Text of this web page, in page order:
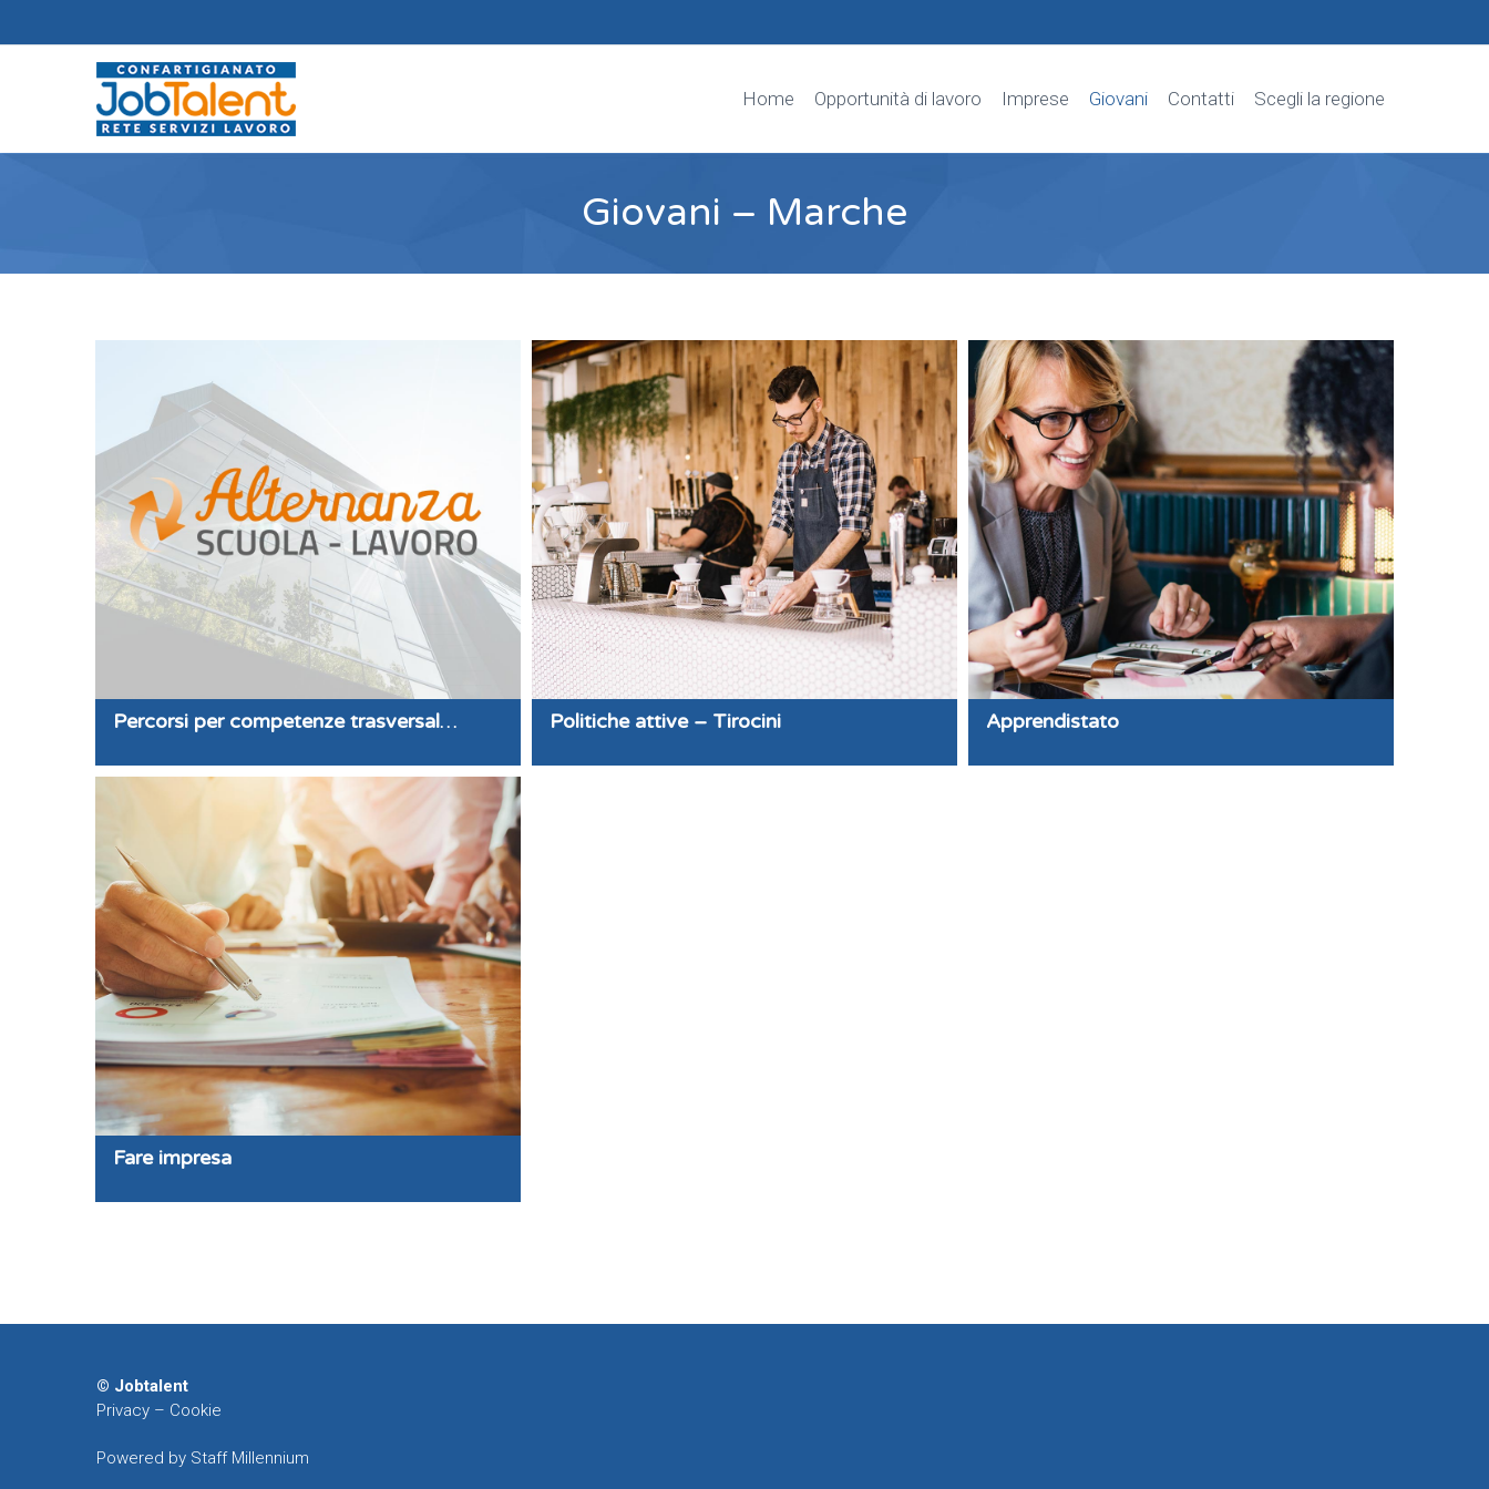
Home Opportunità di lavoro Imprese Giovani Contatti Scegli la regione
Giovani – Marche
Percorsi per competenze trasversali e per l’orientamento (ex-Alternanza scuola-lavoro) Politiche attive – Tirocini Apprendistato
Fare impresa
© Jobtalent
Privacy – Cookie
Powered by Staff Millennium